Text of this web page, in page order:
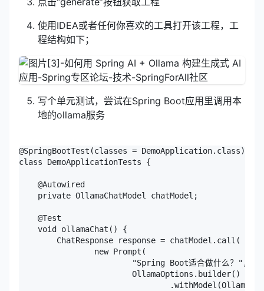
使用IDEA或者任何你喜欢的工具打开该工程，工
程结构如下；
写个单元测试，尝试在Spring Boot应用里调用本
地的ollama服务
@SpringBootTest(classes = DemoApplication.class)
class DemoApplicationTests {
    @Autowired
    private OllamaChatModel chatModel;
    @Test
    void ollamaChat() {
        ChatResponse response = chatModel.call(
                new Prompt(
                        "Spring Boot适合做什么？",
                        OllamaOptions.builder()